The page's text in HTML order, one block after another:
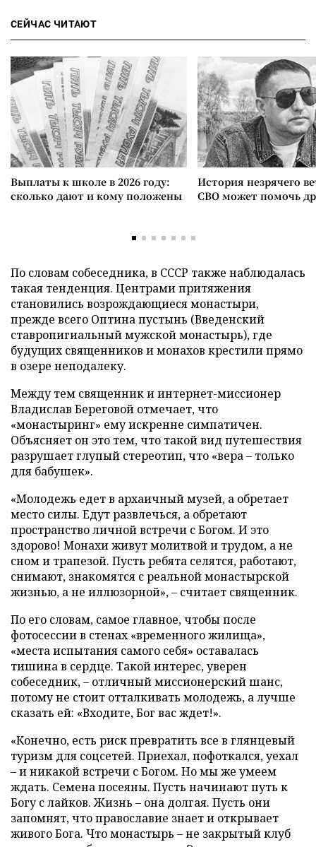
СЕЙЧАС ЧИТАЮТ
Выплаты к школе в 2026 году:
сколько дают и кому положены
История незрячего
СВО может помочь
По словам собеседника, в СССР также наблюдалась
такая тенденция. Центрами притяжения
становились возрождающиеся монастыри,
прежде всего Оптина пустынь (Введенский
ставропигиальный мужской монастырь), где
будущих священников и монахов крестили прямо
в озере неподалеку.
Между тем священник и интернет-миссионер
Владислав Береговой отмечает, что
«монастыринг» ему искренне симпатичен.
Объясняет он это тем, что такой вид путешествия
разрушает глупый стереотип, что «вера – только
для бабушек».
«Молодежь едет в архаичный музей, а обретает
место силы. Едут развлечься, а обретают
пространство личной встречи с Богом. И это
здорово! Монахи живут молитвой и трудом, а не
сном и трапезой. Пусть ребята селятся, работают,
снимают, знакомятся с реальной монастырской
жизнью, а не иллюзорной», – считает священник.
По его словам, самое главное, чтобы после
фотосессии в стенах «временного жилища»,
«места испытания самого себя» оставалась
тишина в сердце. Такой интерес, уверен
собеседник, – отличный миссионерский шанс,
потому не стоит отталкивать молодежь, а лучше
сказать ей: «Входите, Бог вас ждет!».
«Конечно, есть риск превратить все в глянцевый
туризм для соцсетей. Приехал, пофоткался, уехал
– и никакой встречи с Богом. Но мы же умеем
ждать. Семена посеяны. Пусть начинают путь к
Богу с лайков. Жизнь – она долгая. Пусть они
запомнят, что православие знает и открывает
живого Бога. Что монастырь – не закрытый клуб